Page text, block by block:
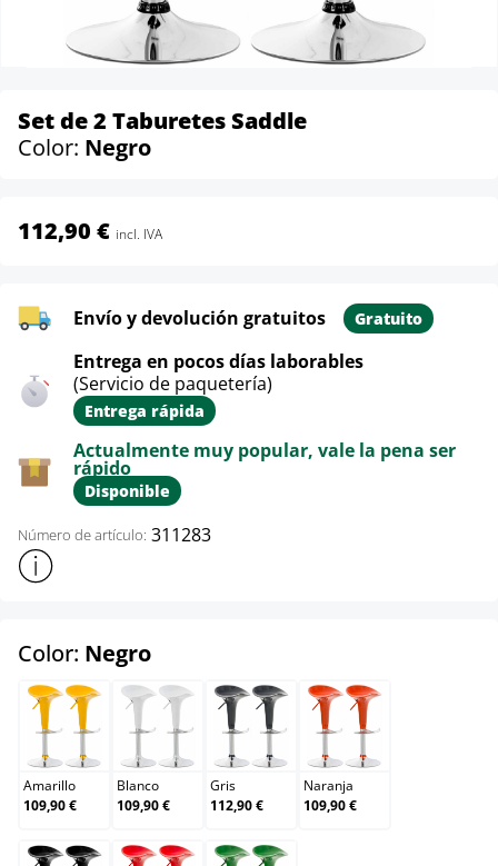
Set de 2 Taburetes Saddle
Color: Negro
112,90 € incl. IVA
Envío y devolución gratuitos Gratuito
Entrega en pocos días laborables
(Servicio de paquetería)
Entrega rápida
Actualmente muy popular, vale la pena ser
rápido
Disponible
Número de artículo: 311283
Mostrar más información sobre el producto
Color: Negroselect
Amarillo
Amarillo
109,90 €
Blanco
Blanco
109,90 €
Gris
Gris
112,90 €
Naranja
Naranja
109,90 €